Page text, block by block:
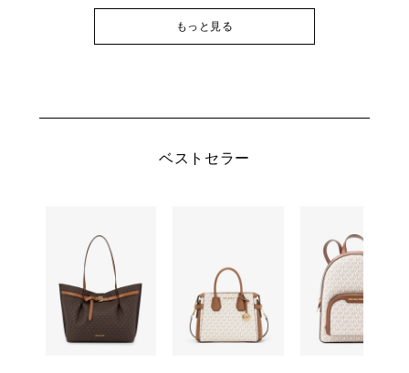
もっと見る
ベストセラー